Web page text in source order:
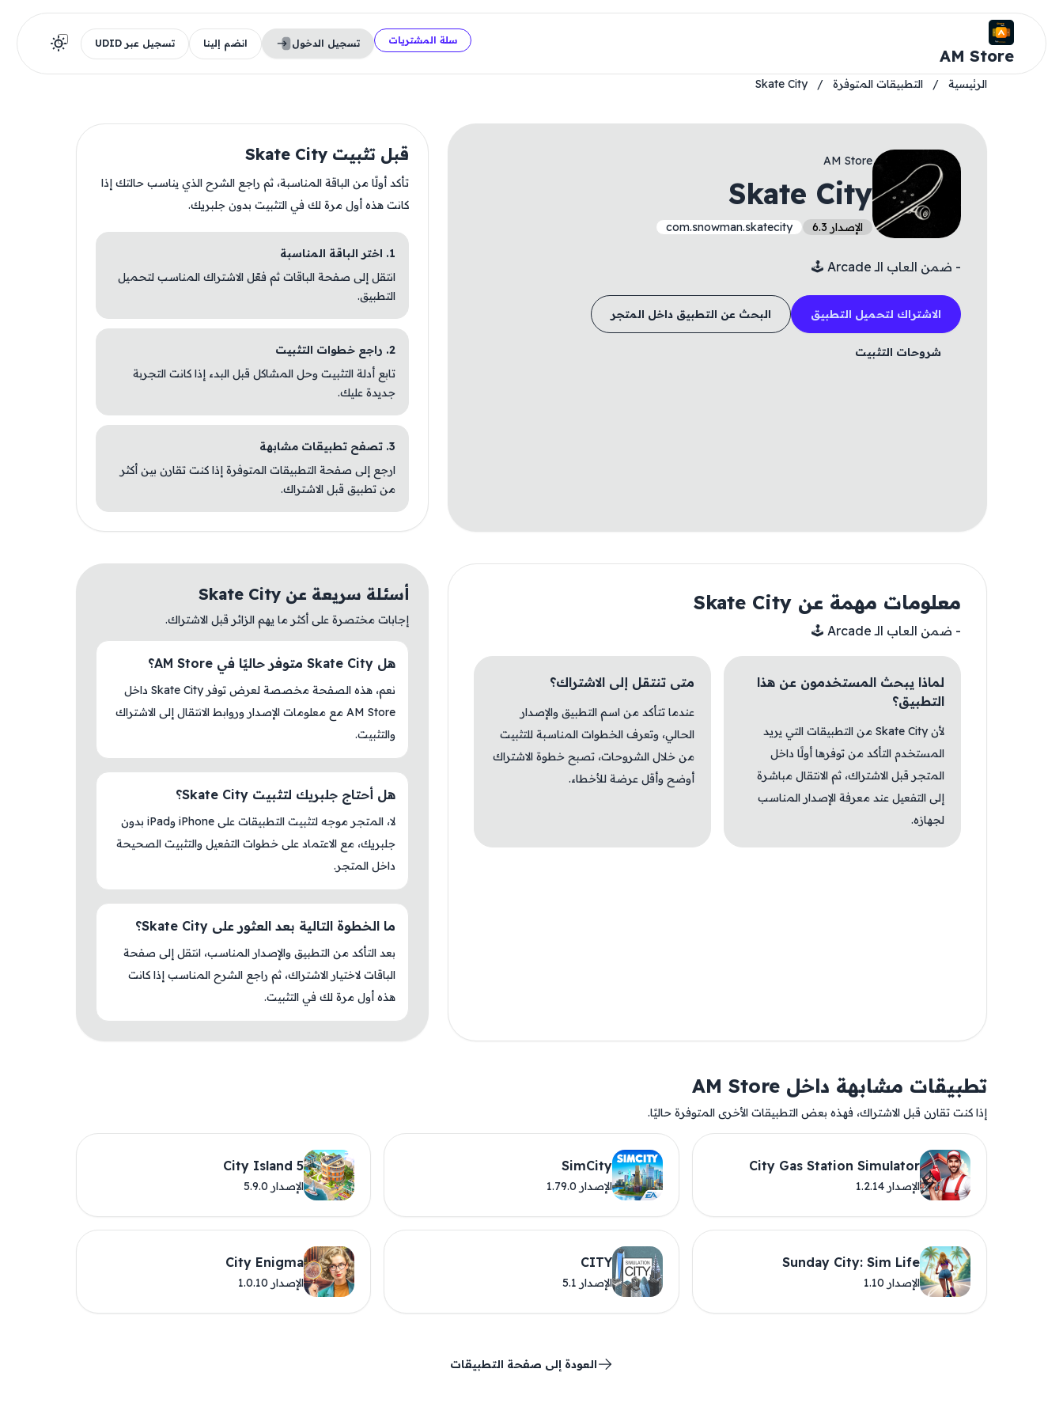
AM Store
سلة المشتريات تسجيل الدخول انضم إلينا تسجيل عبر UDID
الرئيسية / التطبيقات المتوفرة /
Skate City
AM Store
Skate City
الإصدار 6.3 com.snowman.skatecity
- ضمن العاب الـ Arcade 🕹️
الاشتراك لتحميل التطبيق البحث عن التطبيق داخل المتجر
شروحات التثبيت
قبل تثبيت Skate City
تأكد أولًا من الباقة المناسبة، ثم راجع الشرح الذي يناسب حالتك إذا
كانت هذه أول مرة لك في التثبيت بدون جلبريك.
1. اختر الباقة المناسبة
انتقل إلى صفحة الباقات ثم فعّل الاشتراك المناسب لتحميل
التطبيق.
2. راجع خطوات التثبيت
تابع أدلة التثبيت وحل المشاكل قبل البدء إذا كانت التجربة
جديدة عليك.
3. تصفح تطبيقات مشابهة
ارجع إلى صفحة التطبيقات المتوفرة إذا كنت تقارن بين أكثر
من تطبيق قبل الاشتراك.
معلومات مهمة عن Skate City
- ضمن العاب الـ Arcade 🕹️
لماذا يبحث المستخدمون عن هذا
التطبيق؟
لأن Skate City من التطبيقات التي يريد
المستخدم التأكد من توفرها أولًا داخل
المتجر قبل الاشتراك، ثم الانتقال مباشرة
إلى التفعيل عند معرفة الإصدار المناسب
لجهازه.
متى تنتقل إلى الاشتراك؟
عندما تتأكد من اسم التطبيق والإصدار
الحالي، وتعرف الخطوات المناسبة للتثبيت
من خلال الشروحات، تصبح خطوة الاشتراك
أوضح وأقل عرضة للأخطاء.
أسئلة سريعة عن Skate City
إجابات مختصرة على أكثر ما يهم الزائر قبل الاشتراك.
هل Skate City متوفر حاليًا في AM Store؟
نعم، هذه الصفحة مخصصة لعرض توفر Skate City داخل
AM Store مع معلومات الإصدار وروابط الانتقال إلى الاشتراك
والتثبيت.
هل أحتاج جلبريك لتثبيت Skate City؟
لا، المتجر موجه لتثبيت التطبيقات على iPhone وiPad بدون
جلبريك، مع الاعتماد على خطوات التفعيل والتثبيت الصحيحة
داخل المتجر.
ما الخطوة التالية بعد العثور على Skate City؟
بعد التأكد من التطبيق والإصدار المناسب، انتقل إلى صفحة
الباقات لاختيار الاشتراك، ثم راجع الشرح المناسب إذا كانت
هذه أول مرة لك في التثبيت.
تطبيقات مشابهة داخل AM Store
إذا كنت تقارن قبل الاشتراك، فهذه بعض التطبيقات الأخرى المتوفرة حاليًا.
City Gas Station Simulator
الإصدار 1.2.14
SimCity
الإصدار 1.79.0
City Island 5
الإصدار 5.9.0
Sunday City: Sim Life
الإصدار 1.10
CITY
الإصدار 5.1
City Enigma
الإصدار 1.0.10
العودة إلى صفحة التطبيقات